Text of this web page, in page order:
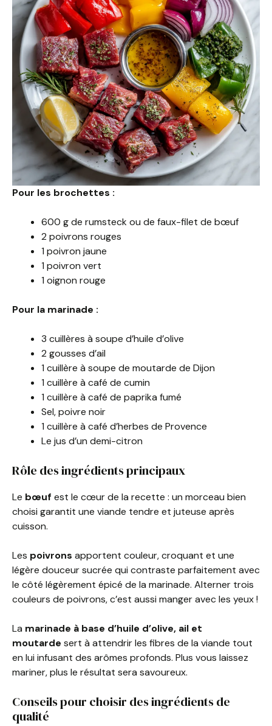
Pour les brochettes :
600 g de rumsteck ou de faux-filet de bœuf
2 poivrons rouges
1 poivron jaune
1 poivron vert
1 oignon rouge
Pour la marinade :
3 cuillères à soupe d’huile d’olive
2 gousses d’ail
1 cuillère à soupe de moutarde de Dijon
1 cuillère à café de cumin
1 cuillère à café de paprika fumé
Sel, poivre noir
1 cuillère à café d’herbes de Provence
Le jus d’un demi-citron
Rôle des ingrédients principaux
Le bœuf est le cœur de la recette : un morceau bien
choisi garantit une viande tendre et juteuse après
cuisson.
Les poivrons apportent couleur, croquant et une
légère douceur sucrée qui contraste parfaitement avec
le côté légèrement épicé de la marinade. Alterner trois
couleurs de poivrons, c’est aussi manger avec les yeux !
La marinade à base d’huile d’olive, ail et
moutarde sert à attendrir les fibres de la viande tout
en lui infusant des arômes profonds. Plus vous laissez
mariner, plus le résultat sera savoureux.
Conseils pour choisir des ingrédients de
qualité